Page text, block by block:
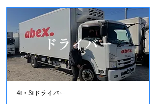
ドライバー
​4t・3tドライバー